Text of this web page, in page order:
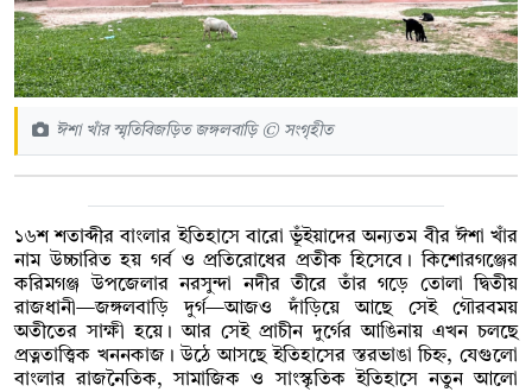
ঈশা খাঁর স্মৃতিবিজড়িত জঙ্গলবাড়ি © সংগৃহীত
১৬শ শতাব্দীর বাংলার ইতিহাসে বারো ভূঁইয়াদের অন্যতম বীর ঈশা খাঁর
নাম উচ্চারিত হয় গর্ব ও প্রতিরোধের প্রতীক হিসেবে। কিশোরগঞ্জের
করিমগঞ্জ উপজেলার নরসুন্দা নদীর তীরে তাঁর গড়ে তোলা দ্বিতীয়
রাজধানী—জঙ্গলবাড়ি দুর্গ—আজও দাঁড়িয়ে আছে সেই গৌরবময়
অতীতের সাক্ষী হয়ে। আর সেই প্রাচীন দুর্গের আঙিনায় এখন চলছে
প্রত্নতাত্ত্বিক খননকাজ। উঠে আসছে ইতিহাসের স্তরভাঙা চিহ্ন, যেগুলো
বাংলার রাজনৈতিক, সামাজিক ও সাংস্কৃতিক ইতিহাসে নতুন আলো